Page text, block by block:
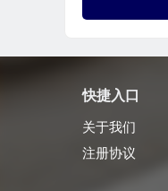
快捷入口
关于我们
注册协议